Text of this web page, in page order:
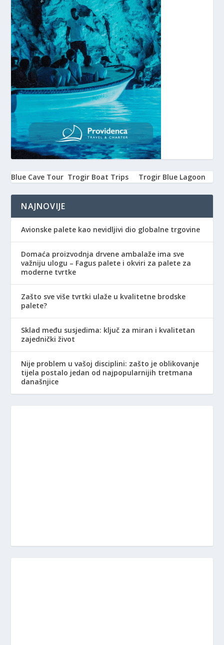
Blue Cave Tour Trogir Boat Trips Trogir Blue Lagoon
NAJNOVIJE
Avionske palete kao nevidljivi dio globalne trgovine
Domaća proizvodnja drvene ambalaže ima sve
važniju ulogu – Fagus palete i okviri za palete za
moderne tvrtke
Zašto sve više tvrtki ulaže u kvalitetne brodske
palete?
Sklad među susjedima: ključ za miran i kvalitetan
zajednički život
Nije problem u vašoj disciplini: zašto je oblikovanje
tijela postalo jedan od najpopularnijih tretmana
današnjice